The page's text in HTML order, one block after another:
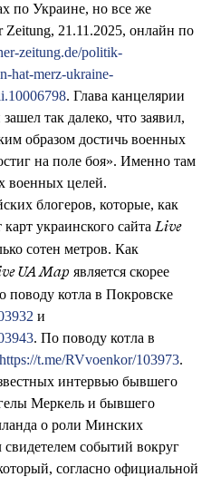
по Украине, но все же
Zeitung, 21.11.2025, онлайн по
zeitung.de/politik-
hat-merz-ukraine-
. Глава канцелярии
так далеко, что заявил,
образом достичь военных
на поле боя». Именно там
военных целей.
блогеров, которые, как
украинского сайта Live
сотен метров. Как
UA Map является скорее
котла в Покровске
и
. По поводу котла в
https://t.me/RVvoenkor/103973.
интервью бывшего
Меркель и бывшего
о роли Минских
событий вокруг
согласно официальной